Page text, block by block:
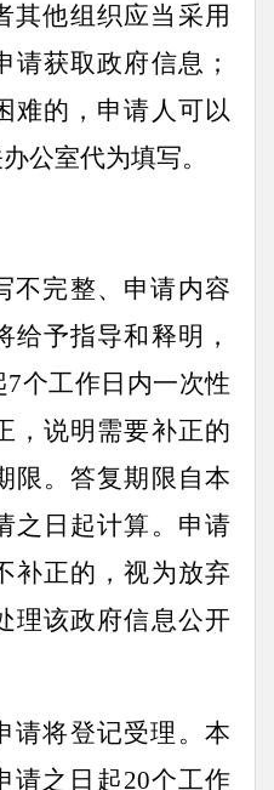
其他组织应当采用
请获取政府信息；
难的，申请人可以
公室代为填写。
不完整、申请内容
给予指导和释明，
个工作日内一次性
，说明需要补正的
限。答复期限自本
之日起计算。申请
补正的，视为放弃
理该政府信息公开
请将登记受理。本
请之日起20个工作